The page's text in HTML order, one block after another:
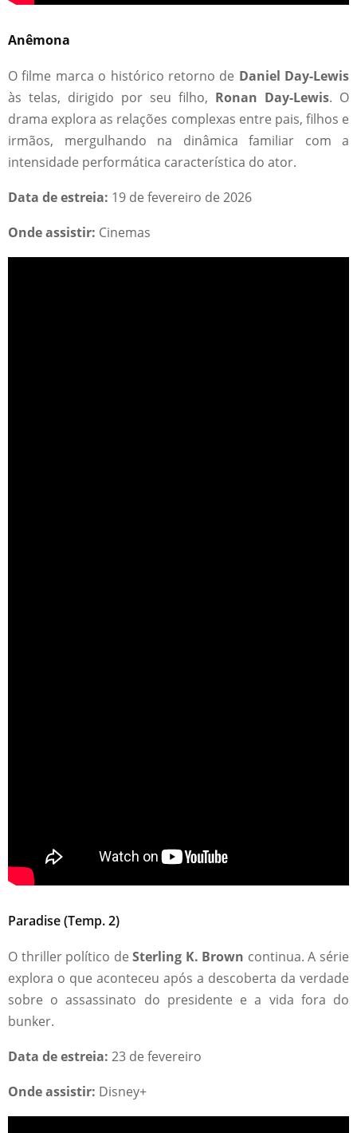
Anêmona
O filme marca o histórico retorno de Daniel Day-Lewis
às telas, dirigido por seu filho, Ronan Day-Lewis. O
drama explora as relações complexas entre pais, filhos e
irmãos, mergulhando na dinâmica familiar com a
intensidade performática característica do ator.
Data de estreia: 19 de fevereiro de 2026
Onde assistir: Cinemas
Paradise (Temp. 2)
O thriller político deSterling K. Brown continua. A série
explora o que aconteceu após a descoberta da verdade
sobre o assassinato do presidente e a vida fora do
bunker.
Data de estreia: 23 de fevereiro
Onde assistir: Disney+